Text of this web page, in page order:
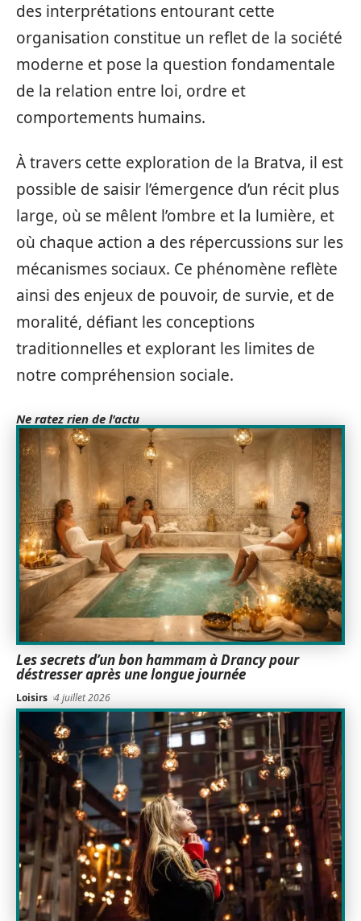
des interprétations entourant cette
organisation constitue un reflet de la société
moderne et pose la question fondamentale
de la relation entre loi, ordre et
comportements humains.
À travers cette exploration de la Bratva, il est
possible de saisir l’émergence d’un récit plus
large, où se mêlent l’ombre et la lumière, et
où chaque action a des répercussions sur les
mécanismes sociaux. Ce phénomène reflète
ainsi des enjeux de pouvoir, de survie, et de
moralité, défiant les conceptions
traditionnelles et explorant les limites de
notre compréhension sociale.
Ne ratez rien de l'actu
Les secrets d’un bon hammam à Drancy pour
déstresser après une longue journée
Loisirs 4 juillet 2026